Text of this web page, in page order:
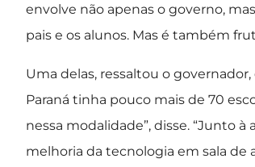
envolve não apenas o governo,
pais e os alunos. Mas é também
Uma delas, ressaltou o
Paraná tinha pouco mais de 70
nessa modalidade”, disse. “Junto
melhoria da tecnologia em sala de